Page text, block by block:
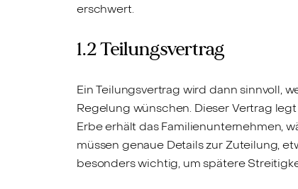
erschwert.
1.2 Teilungsvertrag
Ein Teilungsvertrag wird dann sinnvoll,
Regelung wünschen. Dieser Vertrag
Erbe erhält das Familienunternehmen,
müssen genaue Details zur Zuteilung,
besonders wichtig, um spätere